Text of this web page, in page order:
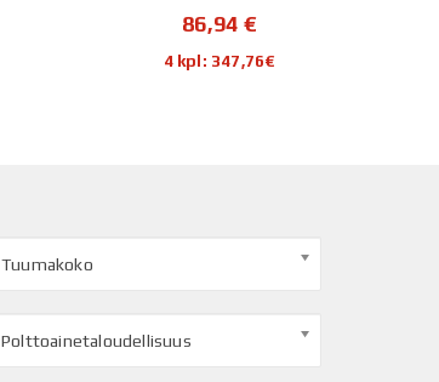
86,94 €
4 kpl: 347,76€
Tuumakoko
Polttoainetaloudellisuus